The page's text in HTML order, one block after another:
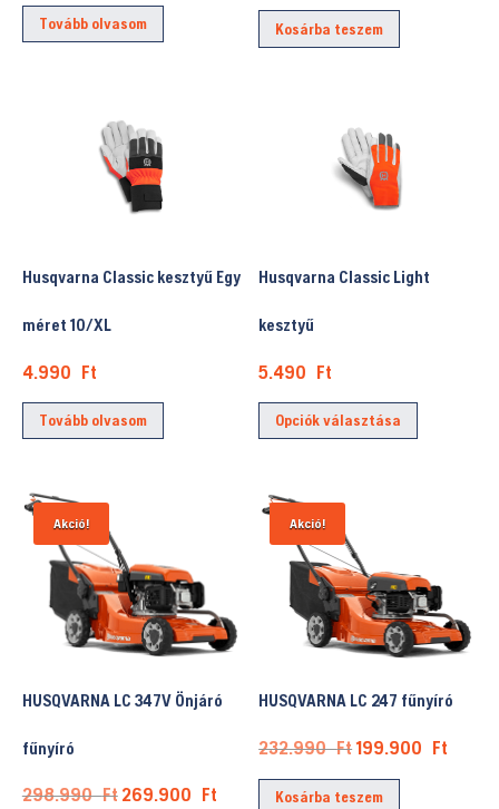
Tovább olvasom Kosárba teszem
Husqvarna Classic kesztyű Egy
méret 10/XL
4.990 Ft
Tovább olvasom
Husqvarna Classic Light
kesztyű
5.490 Ft
Opciók választása
Ennek
A
változatok
a
Akció!
HUSQVARNA LC 347V Önjáró
fűnyíró
298.990Ft Original
269.900 FtCurrent
Akció!
HUSQVARNA LC 247 fűnyíró
232.990FtOriginal
price
was:
199.900 Ft
Kosárba teszem